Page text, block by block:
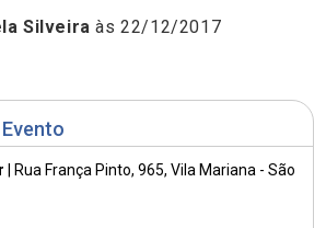
Rua França Pinto, 965, Vila Mariana - São
Silveira às 22/12/2017